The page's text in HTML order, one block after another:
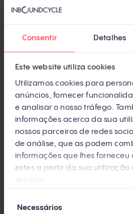
Consentir Detalhes
Este website utiliza cookies
Utilizamos cookies para
anúncios, fornecer
e analisar o nosso tráfego.
informações acerca da sua
nossos parceiros de redes
de análise, que as podem
informações que lhes forneceu
estes a partir da sua utilização
deNecessários
conselho para melhorar sua
Imagine que você tem um
procura um advogado para
advogado, depois de o ouvir
identificar possíveis soluções e
caminho a seguir,
conhecimento e experiência.
consultiva ajuda a construir a
3.Challenger sale ou